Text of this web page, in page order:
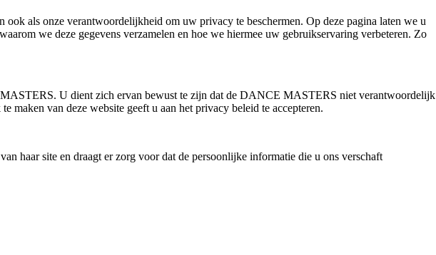
als onze verantwoordelijkheid om uw privacy te beschermen. Op deze pagina laten we u
we deze gegevens verzamelen en hoe we hiermee uw gebruikservaring verbeteren. Zo
U dient zich ervan bewust te zijn dat de DANCE MASTERS niet verantwoordelijk
maken van deze website geeft u aan het privacy beleid te accepteren.
haar site en draagt er zorg voor dat de persoonlijke informatie die u ons verschaft